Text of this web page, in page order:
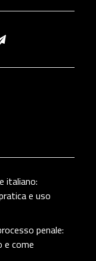
italiano:
e uso
penale:
e come